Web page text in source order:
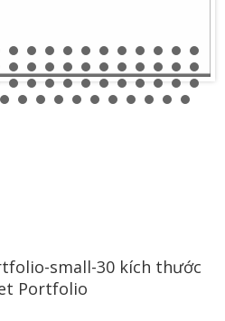
small-30 kích thước
Portfolio